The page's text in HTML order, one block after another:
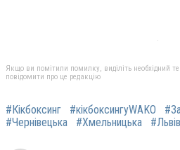
Якщо ви помітили помилку, виділіть необхідний
повідомити про це редакцію
#Кікбоксинг #кікбоксингуWAKO
#Чернівецька
#Хмельницька